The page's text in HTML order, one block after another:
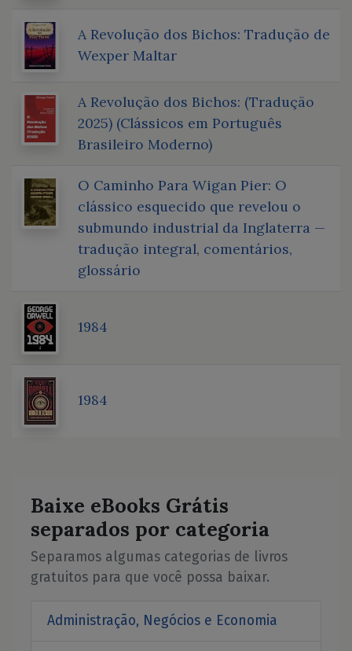
A Revolução dos Bichos: Tradução de
Wexper Maltar
A Revolução dos Bichos: (Tradução
2025) (Clássicos em Português
Brasileiro Moderno)
O Caminho Para Wigan Pier: O
clássico esquecido que revelou o
submundo industrial da Inglaterra —
tradução integral, comentários,
glossário
1984
1984
Baixe eBooks Grátis
separados por categoria
Separamos algumas categorias de livros
gratuitos para que você possa baixar.
Administração, Negócios e Economia